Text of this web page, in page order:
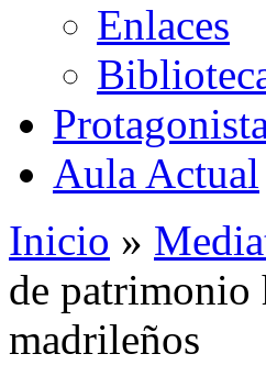
Enlaces
Aula Actual
Inicio »
de
madrileños